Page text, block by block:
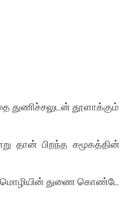
துணிச்சலுடன் தூளாக்கும்
தான் பிறந்த சமூகத்தின்
துணை கொண்டே